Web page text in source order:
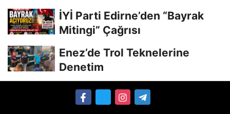
BİLİYORDUNUZ, ADRESİNİ Mİ
UNUTTUNUZ?”
İYİ Parti Edirne’den “Bayrak
Mitingi” Çağrısı
Enez’de Trol Teknelerine
Denetim